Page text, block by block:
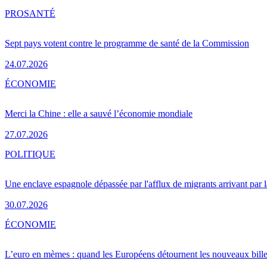
Sept pays votent contre le programme de santé de la Commission
24.07.2026
PROSANTÉ
Merci la Chine : elle a sauvé l’économie mondiale
27.07.2026
ÉCONOMIE
Une enclave espagnole dépassée par l'afflux de migrants arrivant par
30.07.2026
POLITIQUE
L’euro en mèmes : quand les Européens détournent les nouveaux
ÉCONOMIE